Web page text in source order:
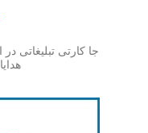
جا کارتی تبلیغاتی